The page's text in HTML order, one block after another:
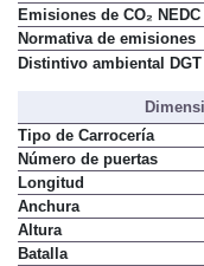
Emisiones de CO₂ NEDC
Normativa de emisiones
Distintivo ambiental DGT
Tipo de Carrocería
Número de puertas
Longitud
Anchura
Altura
Batalla